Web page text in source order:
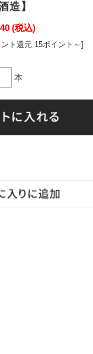
Bunraku Reborn（埼玉）
望bo:（栃木）
辻善兵衛（栃木）
雄東正宗（栃木）
町田酒造（群馬）
霧筑波／浦里（茨城）
造】
(税込)
ント還元 15ポイント～]
本